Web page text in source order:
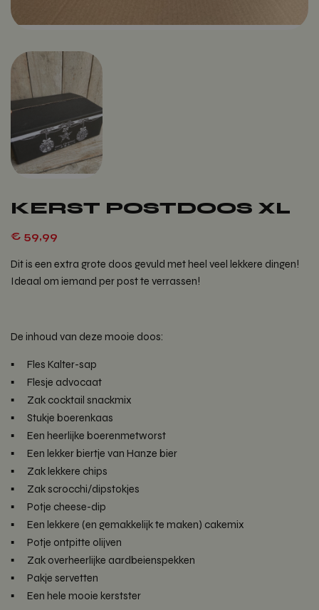
KERST POSTDOOS XL
€ 59,99
Dit is een extra grote doos gevuld met heel veel lekkere dingen!
Ideaal om iemand per post te verrassen!
De inhoud van deze mooie doos:
Fles Kalter-sap
Flesje advocaat
Zak cocktail snackmix
Stukje boerenkaas
Een heerlijke boerenmetworst
Een lekker biertje van Hanze bier
Zak lekkere chips
Zak scrocchi/dipstokjes
Potje cheese-dip
Een lekkere (en gemakkelijk te maken) cakemix
Potje ontpitte olijven
Zak overheerlijke aardbeienspekken
Pakje servetten
Een hele mooie kerstster